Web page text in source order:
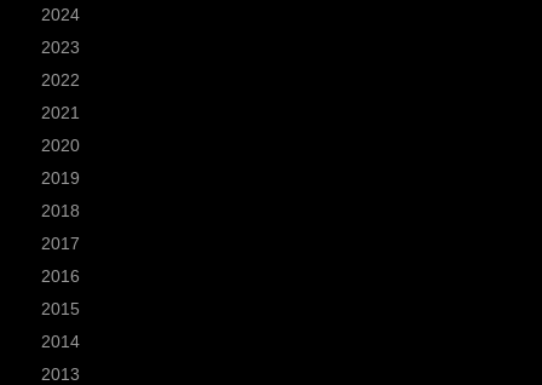
2024
2023
2022
2021
2020
2019
2018
2017
2016
2015
2014
2013